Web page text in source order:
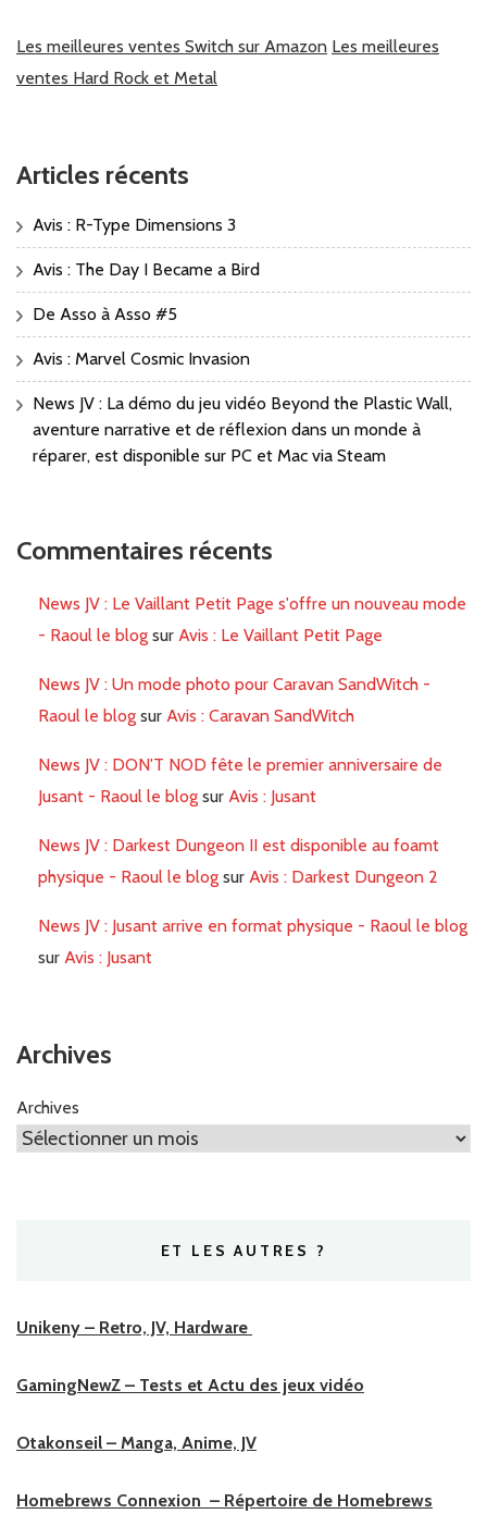
Les meilleures ventes Switch sur Amazon Les meilleures
ventes Hard Rock et Metal
Articles récents
Avis : R-Type Dimensions 3
Avis : The Day I Became a Bird
De Asso à Asso #5
Avis : Marvel Cosmic Invasion
News JV : La démo du jeu vidéo Beyond the Plastic Wall,
aventure narrative et de réflexion dans un monde à
réparer, est disponible sur PC et Mac via Steam
Commentaires récents
News JV : Le Vaillant Petit Page s'offre un nouveau mode
- Raoul le blog sur Avis : Le Vaillant Petit Page
News JV : Un mode photo pour Caravan SandWitch -
Raoul le blog sur Avis : Caravan SandWitch
News JV : DON'T NOD fête le premier anniversaire de
Jusant - Raoul le blog sur Avis : Jusant
News JV : Darkest Dungeon II est disponible au foamt
physique - Raoul le blog sur Avis : Darkest Dungeon 2
News JV : Jusant arrive en format physique - Raoul le blog
sur Avis : Jusant
Archives
Archives
ET LES AUTRES ?
Unikeny – Retro, JV, Hardware
GamingNewZ – Tests et Actu des jeux vidéo
Otakonseil – Manga, Anime, JV
Homebrews Connexion – Répertoire de Homebrews